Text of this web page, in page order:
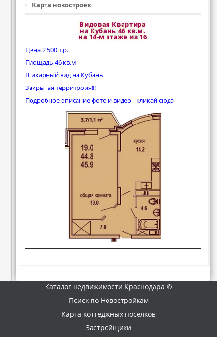
Карта новостроек
Видовая Квартира
на Кубань 46 кв.м.
на 14-м этаже из 16
Цена 2 500 т.р.
Площадь 46 кв.м.
Шикарный вид на Кубань
Закрытая территроия!!!
Подробное описание фото и видео - кликай сюда
Каталог недвижимости Краснодара ©
Поиск по Новостройкам
Карта коттеджных поселков
Застройщики